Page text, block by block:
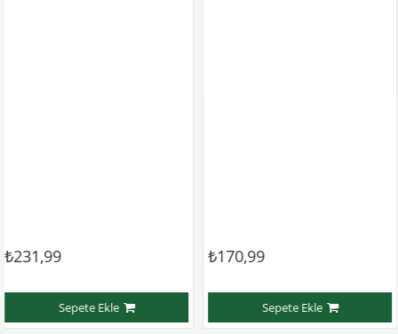
Sepete Ekle
₺170,99
Sepete Ekle